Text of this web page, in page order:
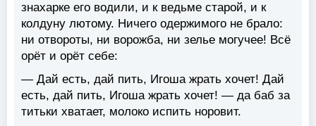
знахарке его водили, и к ведьме старой, и к
колдуну лютому. Ничего одержимого не брало:
ни отвороты, ни ворожба, ни зелье могучее! Всё
орёт и орёт себе:
— Дай есть, дай пить, Игоша жрать хочет! Дай
есть, дай пить, Игоша жрать хочет! — да баб за
титьки хватает, молоко испить норовит.